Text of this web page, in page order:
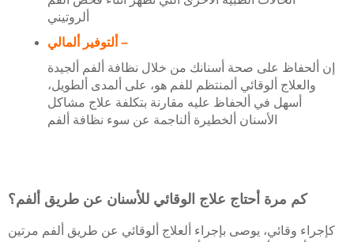
ألروتيني
ألتوفير ألمالي –
إن ألحفاظ على صحة أسنانك من خلال نظافة ألفم ألجيدة
والعلاج ألوقائي ألمنتظم للفم هو، على ألمدى ألطويل،
أسهل في ألحفاظ عليه مقارنة بتكلفة علاج مشاكل
الأسنان ألخطيرة ألناجمة عن سوء نظافة ألفم
كم مرة أحتاج علاج الوقائي للأسنان عن طريق ألفم؟
كإجراء وقائي، يوصى بإجراء ألعلاج ألوقائي عن طريق ألفم مرتين